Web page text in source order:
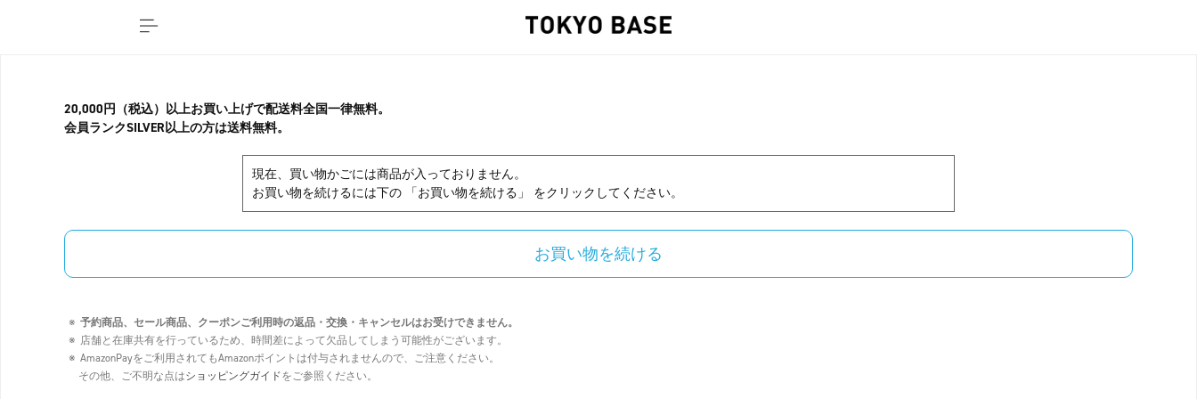
20,000円（税込）以上お買い上げで配送料全国一律無料。
会員ランクSILVER以上の方は送料無料。
現在、買い物かごには商品が入っておりません。
お買い物を続けるには下の 「お買い物を続ける」 をクリックしてください。
予約商品、セール商品、クーポンご利用時の返品・交換・キャンセルはお受けできません。
店舗と在庫共有を行っているため、時間差によって欠品してしまう可能性がございます。
AmazonPayをご利用されてもAmazonポイントは付与されませんので、ご注意ください。
その他、ご不明な点はショッピングガイドをご参照ください。